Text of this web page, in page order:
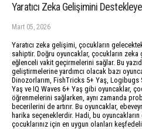
Yaratıcı Zeka Gelişimini
Mart 05, 2026
Yaratıcı zeka gelişimi, çocukların
sahiptir. Doğru oyuncaklar, çocukların
eğlenceli vakit geçirmelerini sağlar. Bu
geliştirmelerine yardımcı olacak bazı
Dinozorlarım, FishTricks 5+ Yaş, Logibugs
Yaş ve IQ Waves 6+ Yaş gibi oyuncaklar,
öğrenmelerini sağlarken, aynı zamanda
becerilerini de artırır. Bu oyuncaklar,
harika seçeneklerdir. Hadi, bu oyuncakların
çocuklarınız için en uygun olanları